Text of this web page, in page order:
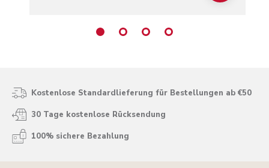
Kostenlose Standardlieferung für Bestellungen ab €50
30 Tage kostenlose Rücksendung
100% sichere Bezahlung